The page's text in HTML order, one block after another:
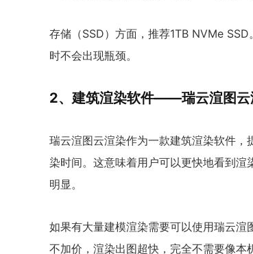
存储（SSD）方面，推荐1TB NVMe
时不会出现瓶颈。
2、建筑渲染软件——瑞云渲图云
瑞云渲图云渲染作为一款建筑渲染软件
染时间。这意味着用户可以更快地看到
明显。
如果有大量建模渲染需要可以使用瑞云
不加价，渲染出图超快，完全不需要像本